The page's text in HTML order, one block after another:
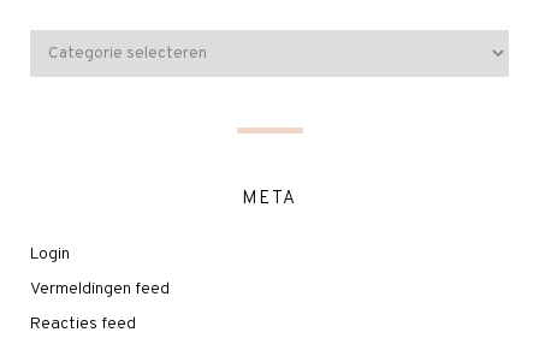
META
Login
Vermeldingen feed
Reacties feed